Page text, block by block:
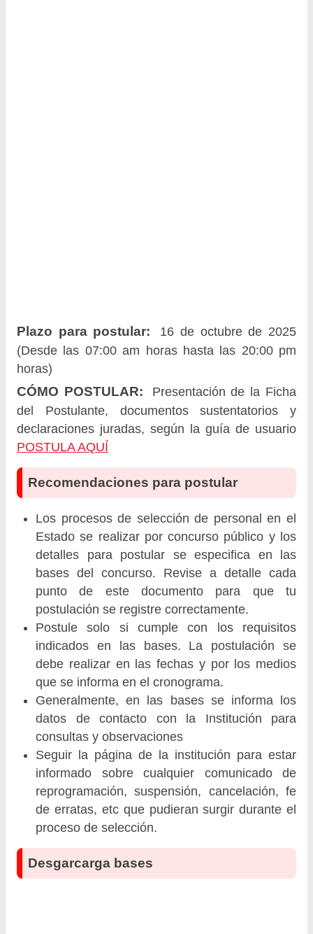
Plazo para postular:
16 de octubre de 2025
(Desde las 07:00 am horas hasta las 20:00 pm
horas)
CÓMO POSTULAR:
Presentación de la Ficha
del Postulante, documentos sustentatorios y
declaraciones juradas, según la guía de usuario
POSTULA AQUÍ
Recomendaciones para postular
Los procesos de selección de personal en el
Estado se realizar por concurso público y los
detalles para postular se especifica en las
bases del concurso. Revise a detalle cada
punto de este documento para que tu
postulación se registre correctamente.
Postule solo si cumple con los requisitos
indicados en las bases. La postulación se
debe realizar en las fechas y por los medios
que se informa en el cronograma.
Generalmente, en las bases se informa los
datos de contacto con la Institución para
consultas y observaciones
Seguir la página de la institución para estar
informado sobre cualquier comunicado de
reprogramación, suspensión, cancelación, fe
de erratas, etc que pudieran surgir durante el
proceso de selección.
Desgarcarga bases